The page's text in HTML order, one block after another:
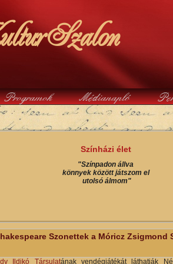
Programok Médianapló
Színházi élet
"Színpadon állva
könnyek között játszom el
utolsó álmom"
Szonettek a Móricz Zsigmond
Ildikó Társulatának vendégjátékát láthatják